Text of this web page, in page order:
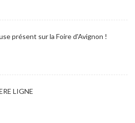
présent sur la Foire d'Avignon !
LIGNE